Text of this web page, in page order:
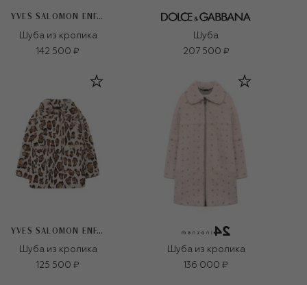
YVES SALOMON ENFANT
Шуба из кролика
142 500 ₽
Шуба
207 500 ₽
YVES SALOMON ENFANT
Шуба из кролика
125 500 ₽
Шуба из кролика
136 000 ₽